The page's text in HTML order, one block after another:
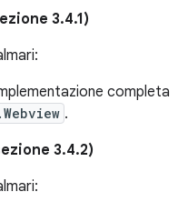
3.4.1)
completa
.
3.4.2)